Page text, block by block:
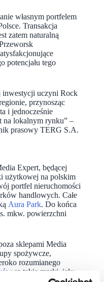
własnym portfelem
Transakcja
zatem naturalną
potencjału tego
inwestycji uczyni Rock
przynosząc
i jednocześnie
na lokalnym rynku” –
prasowy TERG S.A.
Expert, będącej
użytkowej na polskim
portfel nieruchomości
handlowych. Całe
Aura Park. Do końca
mkw. powierzchni
sklepami Media
spożywcze,
rozumianego
są takie marki, jak: